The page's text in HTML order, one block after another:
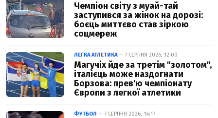
Чемпіон світу з муай-тай
заступився за жінок на дорозі:
боєць миттєво став зіркою
соцмереж
ЛЕГКА АТЛЕТИКА— 7 СЕРПНЯ 2026, 12:00
Магучіх йде за третім "золотом",
італієць може наздогнати
Борзова: прев'ю чемпіонату
Європи з легкої атлетики
ФУТБОЛ — 7 СЕРПНЯ 2026, 14:17